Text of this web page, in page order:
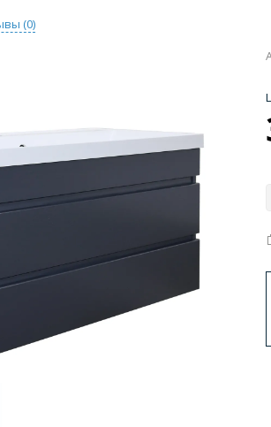
Моноблоки Импульсные,
Унитазы с биде
и кнопки смыва
ванных комнат
(0)